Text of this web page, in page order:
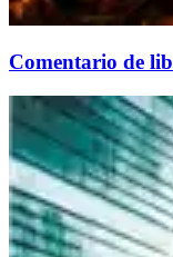
Comentario de